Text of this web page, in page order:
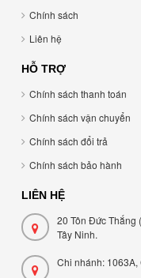
Chính sách
Liên hệ
HỖ TRỢ
Chính sách thanh toán
Chính sách vận chuyển
Chính sách đổi trả
Chính sách bảo hành
LIÊN HỆ
20 Tôn Đức Thắng
Tây Ninh.
Chi nhánh: 1063A,